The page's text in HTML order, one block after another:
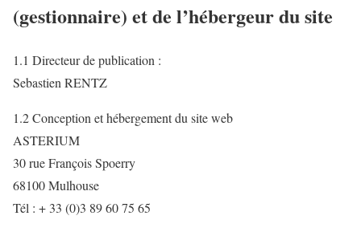
(gestionnaire) et de l’hébergeur du site
1.1 Directeur de publication :
Sebastien RENTZ
1.2 Conception et hébergement du site web
ASTERIUM
30 rue François Spoerry
68100 Mulhouse
Tél : + 33 (0)3 89 60 75 65